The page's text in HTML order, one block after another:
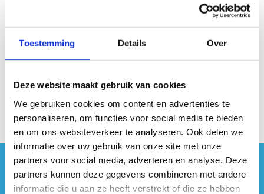
Toestemming Details Over
Deze website maakt gebruik van cookies
We gebruiken cookies om content en advertenties te
personaliseren, om functies voor social media te bieden
en om ons websiteverkeer te analyseren. Ook delen we
informatie over uw gebruik van onze site met onze
partners voor social media, adverteren en analyse. Deze
partners kunnen deze gegevens combineren met andere
informatie die u aan ze heeft verstrekt of die ze hebben
West-Vlaanderen
Antwerpen
#sportersbelevenmeer